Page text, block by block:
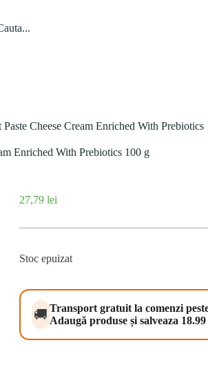
Cheese Cream Enriched With Prebiotics
Enriched With Prebiotics 100 g
27,79 lei
Stoc epuizat
🚚 Transport gratuit la comenzi
Adaugă produse și salveaza